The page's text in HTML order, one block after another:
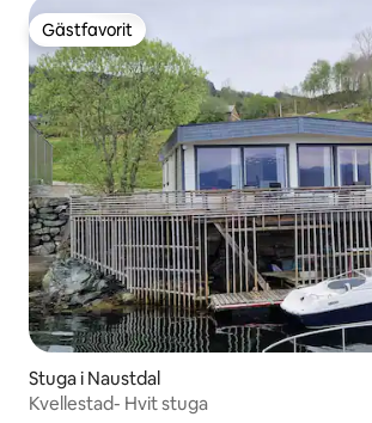
Gästfavorit
Gästfavorit
Stuga i Naustdal
Kvellestad- Hvit stuga